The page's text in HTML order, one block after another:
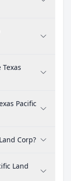
Pacific
Corp?
Land